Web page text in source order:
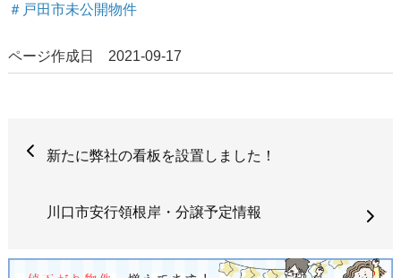
＃戸田市未公開物件
ページ作成日 2021-09-17
新たに弊社の看板を設置しました！
川口市安行領根岸・分譲予定情報